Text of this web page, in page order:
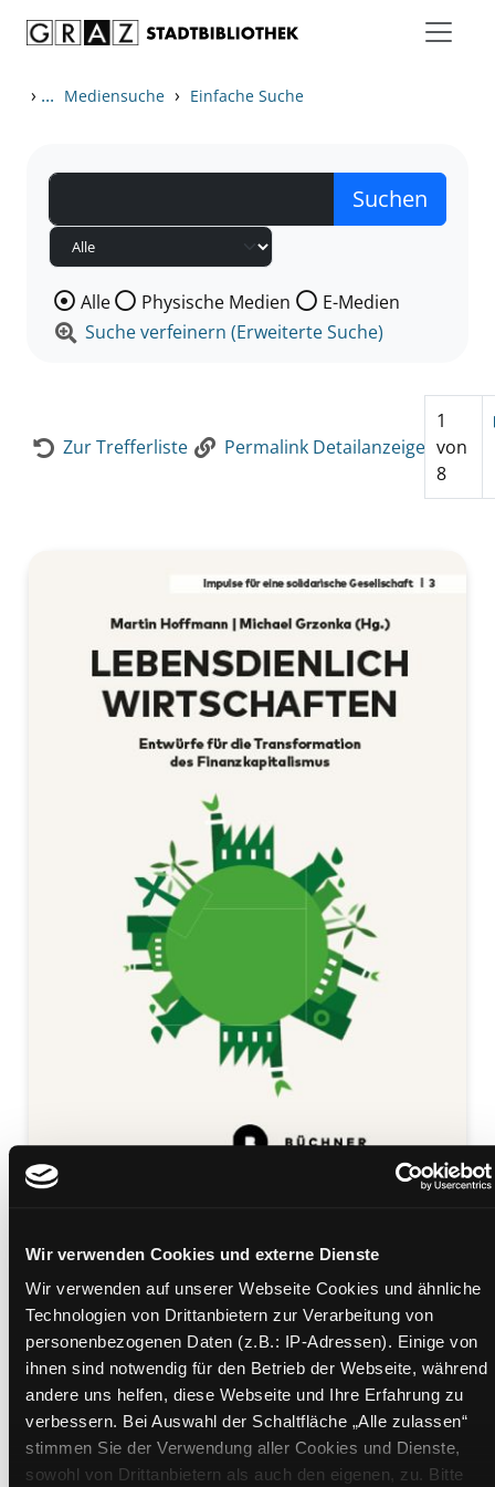
Wir verwenden Cookies und externe Dienste
Wir verwenden auf unserer Webseite Cookies und ähnliche
Technologien von Drittanbietern zur Verarbeitung von
personenbezogenen Daten (z.B.: IP-Adressen). Einige von
ihnen sind notwendig für den Betrieb der Webseite, während
andere uns helfen, diese Webseite und Ihre Erfahrung zu
verbessern. Bei Auswahl der Schaltfläche „Alle zulassen“
stimmen Sie der Verwendung aller Cookies und Dienste,
sowohl von Drittanbietern als auch den eigenen, zu. Bitte
› ... Mediensuche › Einfache Suche
Wählen Sie die Medienart nach der Sie suchen wollen.
Alle Physische Medien
E-Medien
Suche verfeinern (Erweiterte Suche)
Zur Trefferliste Permalink Detailanzeige
1
von
8
wirtschaften
Entwürfe für die Transformation des
Finanzkapitalismus
Mediengruppe:Sachbuch
Suche nach diesem Verfasser
Beschreibung ein-/ausblenden
Mehr Informationen ein-/ausblenden